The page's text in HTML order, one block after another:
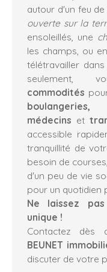
autour d'un feu
ouverte sur la
ensoleillés, une
les champs, ou
télétravailler
seulement,
commodités
médecins et
accessible
tranquillité de
besoin de
d'un peu de vie
pour un quotidien
Ne laissez
unique !
Contactez dès
BEUNET
discuter de votre